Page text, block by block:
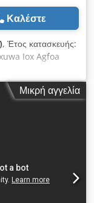
Καλέστε
, Έτος κατασκευής:
Iox Agfoa
ύψος εργασίας:
2 άξονες με
1 HP Βάρος:
Μικρή αγγελία